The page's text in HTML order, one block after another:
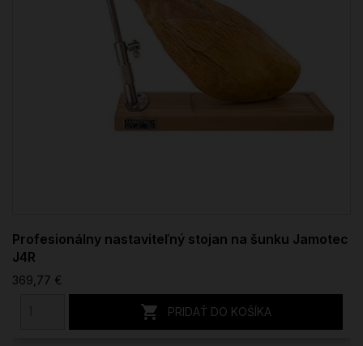
Profesionálny nastaviteľný stojan na šunku Jamotec
J4R
369,77 €
 PRIDAŤ DO KOŠÍKA